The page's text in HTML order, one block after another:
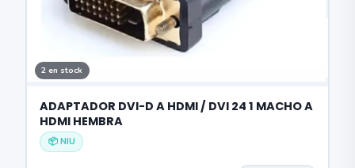
2 en stock
ADAPTADOR DVI-D A HDMI / DVI 24 1 MACHO A
HDMI HEMBRA
📦 NIU